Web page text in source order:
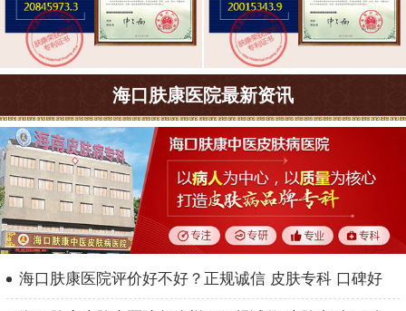
海口肤康医院最新资讯
海口肤康医院评价好不好？正规诚信 皮肤专科 口碑好